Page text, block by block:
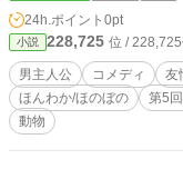
24h.ポイント 0pt
小説 228,725 位 /
男主人公 コメディ 友
ほんわか/ほのぼの
第5
動物